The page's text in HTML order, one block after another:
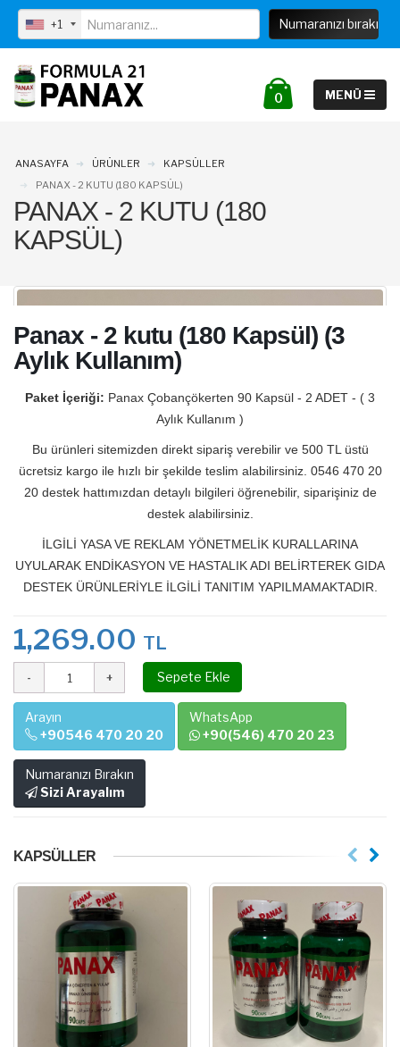
info@formula21panax.com
0
ANASAYFA ÜRÜNLER
KAPSÜLLER
PANAX - 2 KUTU (180 KAPSÜL)
PANAX - 2 KUTU (180
KAPSÜL)
Panax - 2 kutu (180 Kapsül) (3
Aylık Kullanım)
Paket İçeriği: Panax Çobançökerten 90 Kapsül - 2 ADET - ( 3
Aylık Kullanım )
Bu ürünleri sitemizden direkt sipariş verebilir ve 500 TL üstü
ücretsiz kargo ile hızlı bir şekilde teslim alabilirsiniz. 0546 470 20
20 destek hattımızdan detaylı bilgileri öğrenebilir, siparişiniz de
destek alabilirsiniz.
İLGİLİ YASA VE REKLAM YÖNETMELİK KURALLARINA
UYULARAK ENDİKASYON VE HASTALIK ADI BELİRTEREK GIDA
DESTEK ÜRÜNLERİYLE İLGİLİ TANITIM YAPILMAMAKTADIR.
1,269.00 TL
Sepete Ekle
Arayın
+90546 470 20 20
WhatsApp
+90(546) 470 20 23
Numaranızı Bırakın
Sizi Arayalım
KAPSÜLLER
+1